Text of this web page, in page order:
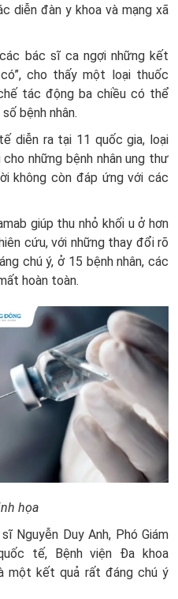
diễn đàn y khoa và mạng xã
bác sĩ ca ngợi những kết
cho thấy một loại thuốc
tác động ba chiều có thể
bệnh nhân.
diễn ra tại 11 quốc gia, loại
những bệnh nhân ung thư
không còn đáp ứng với các
giúp thu nhỏ khối u ở hơn
cứu, với những thay đổi rõ
chú ý, ở 15 bệnh nhân, các
hoàn toàn.
họa
Nguyễn Duy Anh, Phó Giám
tế, Bệnh viện Đa khoa
một kết quả rất đáng chú ý